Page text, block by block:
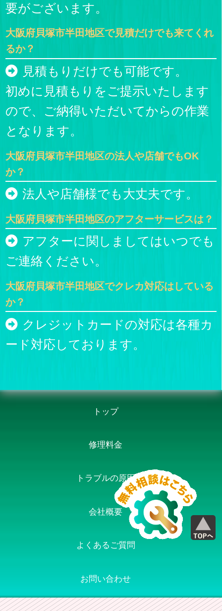
要がございます。
大阪府貝塚市半田地区で見積だけでも来てくれ
るか？
見積もりだけでも可能です。
初めに見積もりをご提示いたします
ので、ご納得いただいてからの作業
となります。
大阪府貝塚市半田地区の法人や店舗でもOK
か？
法人や店舗様でも大丈夫です。
大阪府貝塚市半田地区のアフターサービスは？
アフターに関しましてはいつでも
ご連絡ください。
大阪府貝塚市半田地区でクレカ対応はしている
か？
クレジットカードの対応は各種カ
ード対応しております。
トップ
修理料金
トラブルの原因
会社概要
よくあるご質問
お問い合わせ